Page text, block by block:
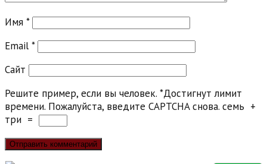
Имя *
Email *
Сайт
Решите пример, если вы человек. *Достигнут лимит
времени. Пожалуйста, введите CAPTCHA снова. семь +
три =